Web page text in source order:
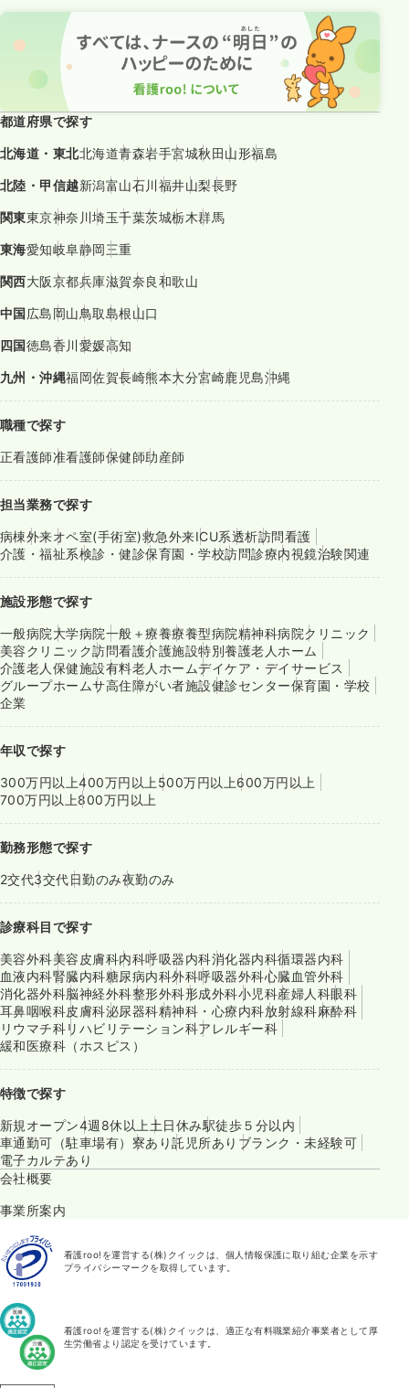
都道府県で探す
北海道・東北北海道青森岩手宮城秋田山形福島
北陸・甲信越新潟富山石川福井山梨長野
関東東京神奈川埼玉千葉茨城栃木群馬
東海愛知岐阜静岡三重
関西大阪京都兵庫滋賀奈良和歌山
中国広島岡山鳥取島根山口
四国徳島香川愛媛高知
九州・沖縄福岡佐賀長崎熊本大分宮崎鹿児島沖縄
職種で探す
正看護師准看護師保健師助産師
担当業務で探す
病棟外来オペ室(手術室)救急外来ICU系透析訪問看護
介護・福祉系検診・健診保育園・学校訪問診療内視鏡治験関連
施設形態で探す
一般病院大学病院一般＋療養療養型病院精神科病院クリニック
美容クリニック訪問看護介護施設特別養護老人ホーム
介護老人保健施設有料老人ホームデイケア・デイサービス
グループホームサ高住障がい者施設健診センター保育園・学校
企業
年収で探す
300万円以上400万円以上 500万円以上600万円以上
700万円以上800万円以上
勤務形態で探す
2交代3交代日勤のみ夜勤のみ
診療科目で探す
美容外科美容皮膚科内科呼吸器内科消化器内科循環器内科
血液内科腎臓内科糖尿病内科外科呼吸器外科心臓血管外科
消化器外科脳神経外科整形外科形成外科小児科産婦人科眼科
耳鼻咽喉科皮膚科泌尿器科精神科・心療内科放射線科麻酔科
リウマチ科リハビリテーション科アレルギー科
緩和医療科（ホスピス）
特徴で探す
新規オープン4週8休以上 土日休み駅徒歩５分以内
車通勤可（駐車場有） 寮あり託児所あり ブランク・未経験可
電子カルテあり
会社概要
事業所案内
看護roo!を運営する(株)クイックは、個人情報保護に取り組む企業を示す
プライバシーマークを取得しています。
看護roo!を運営する(株)クイックは、適正な有料職業紹介事業者として厚
生労働省より認定を受けています。